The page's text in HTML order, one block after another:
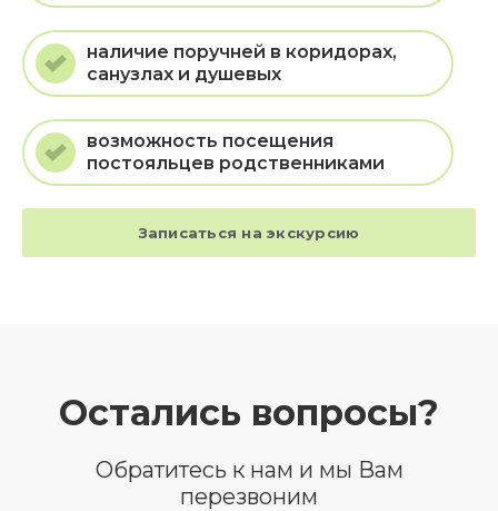
наличие поручней в коридорах,
санузлах и душевых
возможность посещения
постояльцев родственниками
Записаться на экскурсию
Остались вопросы?
Обратитесь к нам и мы Вам
перезвоним